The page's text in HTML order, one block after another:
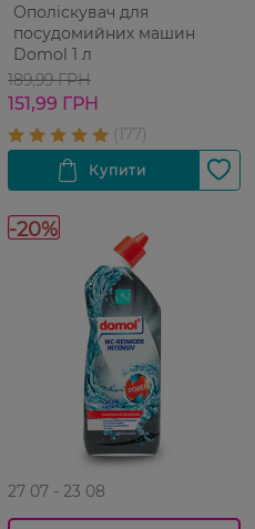
Ополіскувач для
посудомийних машин
Domol 1 л
189,99 ГРН
151,99 ГРН
-20%
27 07 - 23 08